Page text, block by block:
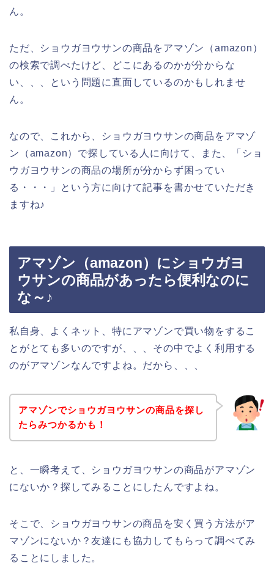
ん。
ただ、ショウガヨウサンの商品をアマゾン（amazon）
の検索で調べたけど、どこにあるのかが分からな
い、、、という問題に直面しているのかもしれませ
ん。
なので、これから、ショウガヨウサンの商品をアマゾ
ン（amazon）で探している人に向けて、また、「ショ
ウガヨウサンの商品の場所が分からず困ってい
る・・・」という方に向けて記事を書かせていただき
ますね♪
アマゾン（amazon）にショウガヨ
ウサンの商品があったら便利なのに
な～♪
私自身、よくネット、特にアマゾンで買い物をするこ
とがとても多いのですが、、、その中でよく利用する
のがアマゾンなんですよね。だから、、、
アマゾンでショウガヨウサンの商品を探し
たらみつかるかも！
と、一瞬考えて、ショウガヨウサンの商品がアマゾン
にないか？探してみることにしたんですよね。
そこで、ショウガヨウサンの商品を安く買う方法がア
マゾンにないか？友達にも協力してもらって調べてみ
ることにしました。